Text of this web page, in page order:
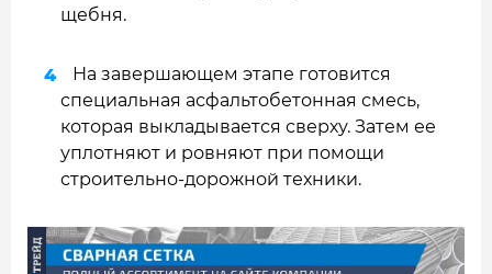
щебня.
На завершающем этапе готовится
специальная асфальтобетонная смесь,
которая выкладывается сверху. Затем ее
уплотняют и ровняют при помощи
строительно-дорожной техники.